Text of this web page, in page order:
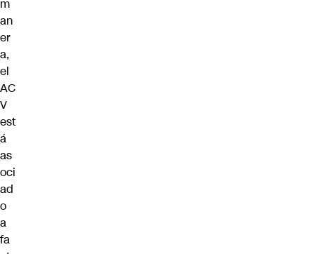
m
an
er
a,
el
AC
V
est
á
as
oci
ad
o
a
fa